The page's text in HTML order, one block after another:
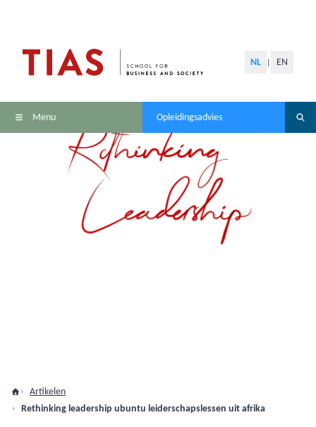
NL EN
Menu Opleidingsadvies
Artikelen
Rethinking leadership ubuntu leiderschapslessen uit afrika